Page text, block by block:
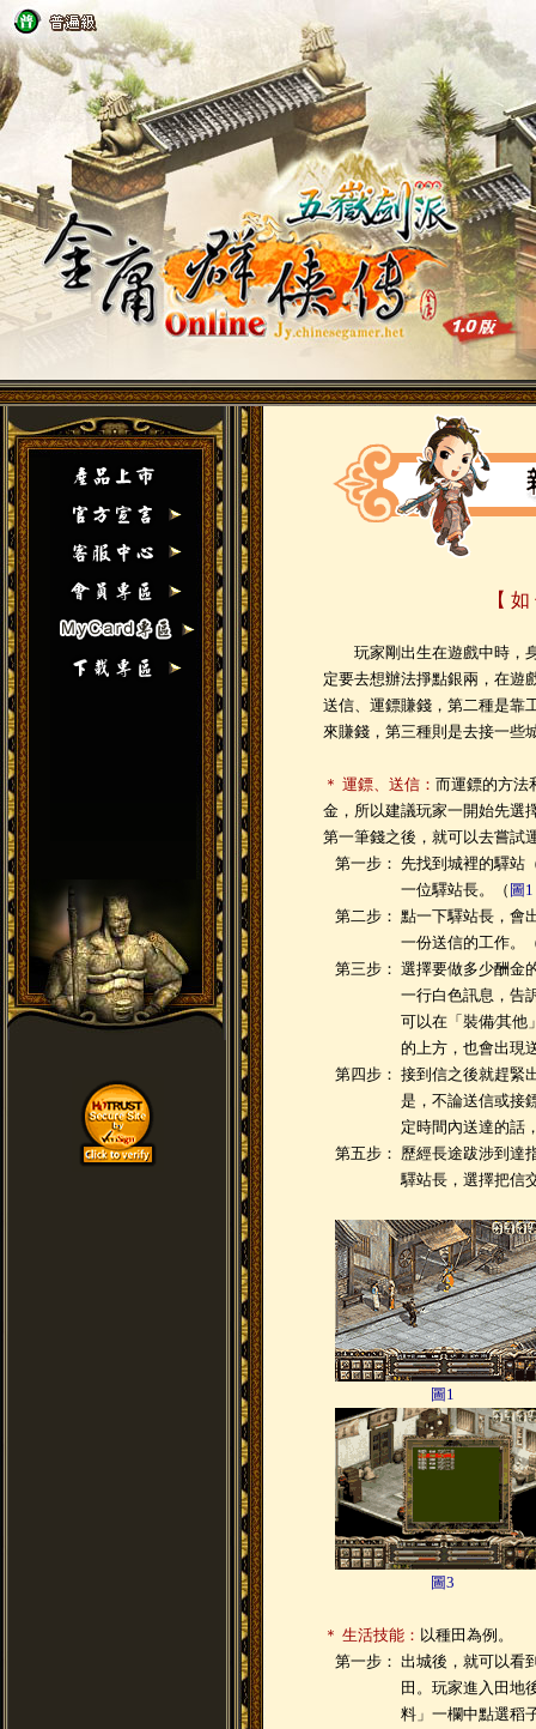
【
玩家剛出生在遊戲中時，身
定要去想辦法掙點銀兩，在遊
送信、運鏢賺錢，第二種是靠
來賺錢，第三種則是去接一些
＊ 運鏢、送信： 而運鏢的方法
金，所以建議玩家一開始先選
第一筆錢之後，就可以去嘗試
第一步： 先找到城裡的驛站
一位驛站長。（ 圖1
第二步： 點一下驛站長，會
一份送信的工作。
第三步： 選擇要做多少酬金
一行白色訊息，告
可以在「裝備∕其
的上方，也會出現
第四步： 接到信之後就趕緊
是，不論送信或接
定時間內送達的話
第五步： 歷經長途跋涉到達
驛站長，選擇把信
圖1
圖3
＊ 生活技能： 以種田為例。
第一步： 出城後，就可以看
田。玩家進入田地
料」一欄中點選稻